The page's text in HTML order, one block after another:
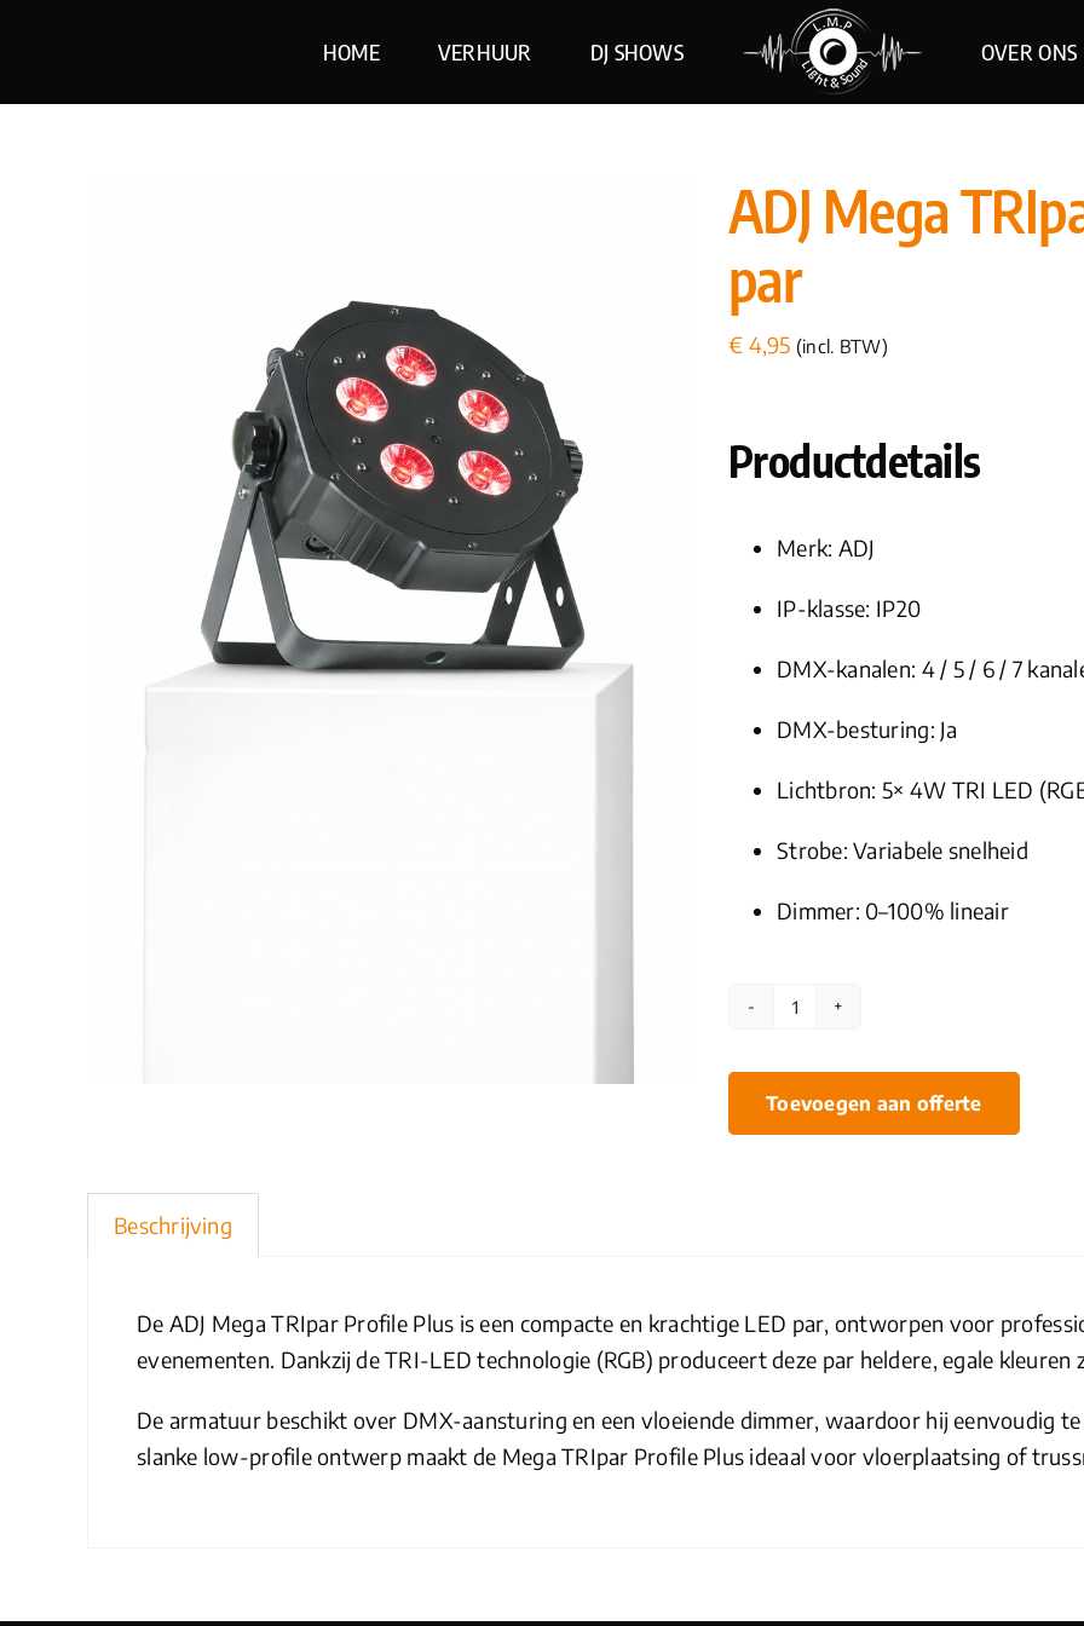
HOME VERHUUR DJ SHOWS OVER ONS
ADJ Mega
par
€ 4,95 (incl. BTW)
Productdetails
Merk: ADJ
IP-klasse: IP20
DMX-kanalen: 4 / 5 / 6 / 7
DMX-besturing: Ja
Lichtbron: 5× 4W TRI LED
Strobe: Variabele snelheid
Dimmer: 0–100% lineair
ADJ
TRIpar
profile
Toevoegen aan offerte
Beschrijving
De ADJ Mega TRIpar Profile Plus is een compacte en krachtige LED par, ontworpen voor
evenementen. Dankzij de TRI-LED technologie (RGB) produceert deze par heldere, egale kleuren
De armatuur beschikt over DMX-aansturing en een vloeiende dimmer, waardoor hij eenvoudig
slanke low-profile ontwerp maakt de Mega TRIpar Profile Plus ideaal voor vloerplaatsing of